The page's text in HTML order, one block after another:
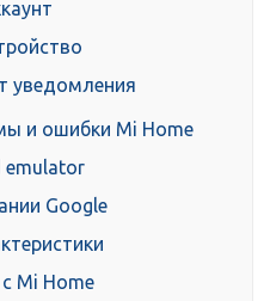
уведомления
и ошибки Mi Home
emulator
Google
Mi Home